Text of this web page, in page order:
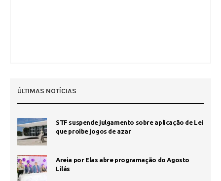
ÚLTIMAS NOTÍCIAS
STF suspende julgamento sobre aplicação de Lei
que proíbe jogos de azar
Areia por Elas abre programação do Agosto
Lilás